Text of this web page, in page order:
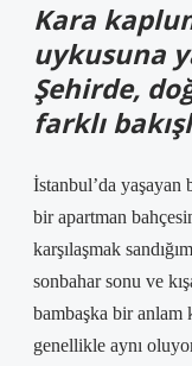
Kara
uykusuna
Şehirde,
farklı
İstanbul’da yaşayan
bir apartman
karşılaşmak
sonbahar sonu ve
bambaşka bir anlam
genellikle aynı